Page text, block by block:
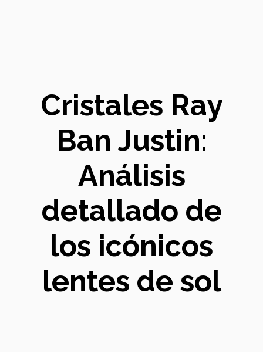
Cristales Ray
Ban Justin:
Análisis
detallado de
los icónicos
lentes de sol